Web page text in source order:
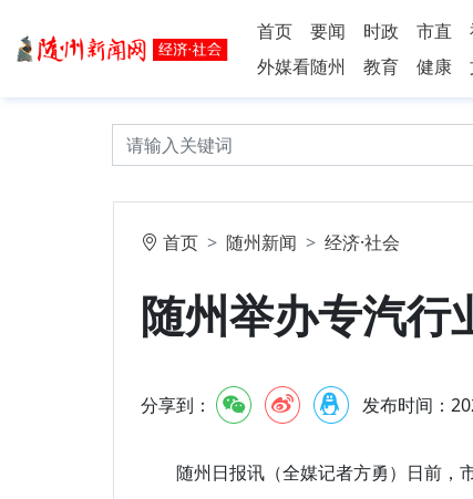
首页 要闻 时政 市直
外媒看随州
教育 健康
首页 随州新闻 经济·社会
随州举办专汽行
分享到： 发布时间：
随州日报讯（全媒记者方勇）日前，市